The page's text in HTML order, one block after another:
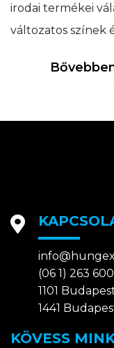
irodai termékei
változatos színek
(06 1) 263
1101
1441
KÖVESS